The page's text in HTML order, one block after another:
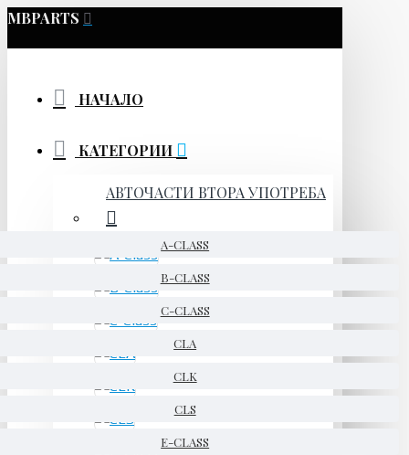
MBPARTS
НАЧАЛО
КАТЕГОРИИ
АВТОЧАСТИ ВТОРА УПОТРЕБА
A-CLASS
B-CLASS
C-CLASS
CLA
CLK
CLS
E-CLASS